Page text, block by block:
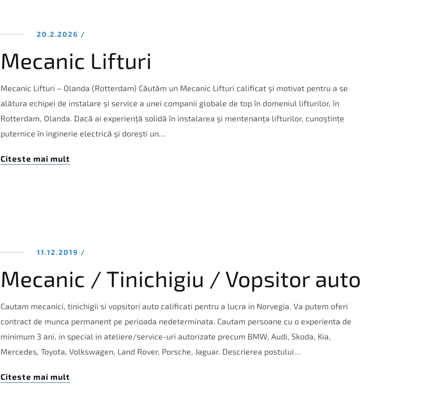
20.2.2026 /
Mecanic Lifturi
Mecanic Lifturi – Olanda (Rotterdam) Căutăm un Mecanic Lifturi calificat și motivat pentru a se
alătura echipei de instalare și service a unei companii globale de top în domeniul lifturilor, în
Rotterdam, Olanda. Dacă ai experiență solidă în instalarea și mentenanța lifturilor, cunoștințe
puternice în inginerie electrică și dorești un…
Citeste mai mult
11.12.2019 /
Mecanic / Tinichigiu / Vopsitor auto
Cautam mecanici, tinichigii si vopsitori auto calificati pentru a lucra in Norvegia. Va putem oferi
contract de munca permanent pe perioada nedeterminata. Cautam persoane cu o experienta de
minimum 3 ani, in special in ateliere/service-uri autorizate precum BMW, Audi, Skoda, Kia,
Mercedes, Toyota, Volkswagen, Land Rover, Porsche, Jaguar. Descrierea postului…
Citeste mai mult